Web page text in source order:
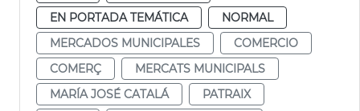
EN PORTADA TEMÁTICA
NORMAL
MERCADOS MUNICIPALES
COMERCIO
COMERÇ
MERCATS MUNICIPALS
MARÍA JOSÉ CATALÁ
PATRAIX